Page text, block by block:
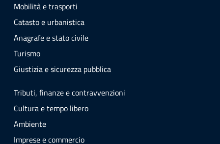
Mobilità e trasporti
Catasto e urbanistica
Anagrafe e stato civile
Turismo
Giustizia e sicurezza pubblica
Tributi, finanze e contravvenzioni
Cultura e tempo libero
Ambiente
Imprese e commercio